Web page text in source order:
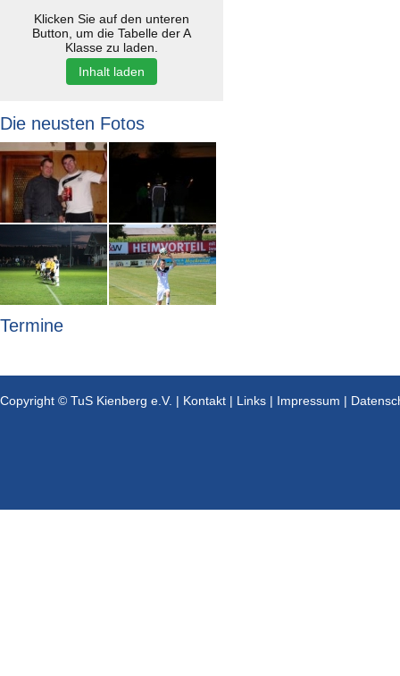
Klicken Sie auf den unteren
Button, um die Tabelle der A
Klasse zu laden.
Inhalt laden
Die neusten Fotos
Termine
Copyright © TuS Kienberg e.V. | Kontakt | Links | Impressum |